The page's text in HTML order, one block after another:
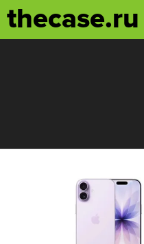
thecase.ru